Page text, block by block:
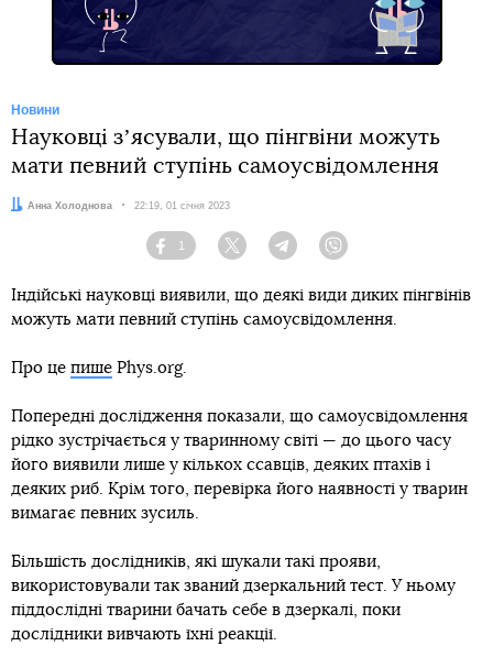
Новини
Науковці зʼясували, що пінгвіни можуть
мати певний ступінь самоусвідомлення
Автор:
Анна Холоднова Дата:
22:19, 01 січня 2023
Facebook
1
Twitter TelegramViber
Індійські науковці виявили, що деякі види диких пінгвінів
можуть мати певний ступінь самоусвідомлення.
Про це пише Phys.org.
Попередні дослідження показали, що самоусвідомлення
рідко зустрічається у тваринному світі — до цього часу
його виявили лише у кількох ссавців, деяких птахів і
деяких риб. Крім того, перевірка його наявності у тварин
вимагає певних зусиль.
Більшість дослідників, які шукали такі прояви,
використовували так званий дзеркальний тест. У ньому
піддослідні тварини бачать себе в дзеркалі, поки
дослідники вивчають їхні реакції.